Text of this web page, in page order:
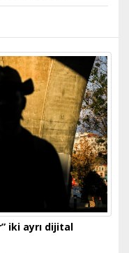
iki ayrı dijital